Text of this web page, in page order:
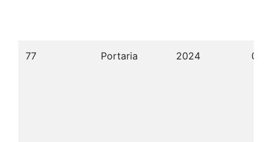
77 Portaria 2024 04/